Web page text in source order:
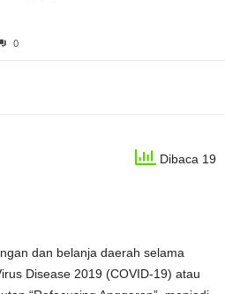
0
Dibaca 19
dan belanja daerah selama
Disease 2019 (COVID-19) atau